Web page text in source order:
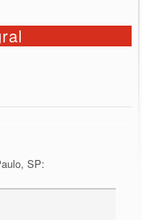
SP: